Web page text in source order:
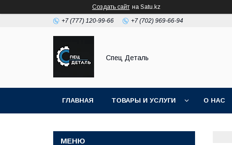
Создать сайт на Satu.kz
+7 (777) 120-99-66 +7 (702) 969-66-94
Спец Деталь
ГЛАВНАЯ ТОВАРЫ И УСЛУГИ О НАС